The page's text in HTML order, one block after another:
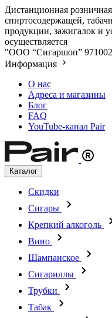
Дистанционная
спиртосодержащей,
продукции, зажигалок и
осуществляется
"ООО “Сигаршоп”
Информация
О нас
Адреса и магазины
Блог
FAQ
YouTube-канал Pair
Каталог
Скидки
Сигары
Крепкий алкоголь
Вино
Шампанское
Сигариллы
Трубки
Табак